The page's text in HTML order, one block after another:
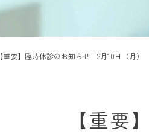
【重要】臨時休診のお知らせ｜2月10日（月）
【重要